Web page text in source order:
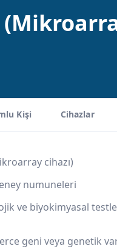
Kişi Cihazlar
cihazı)
numuneleri
ve biyokimyasal
geni veya genetik